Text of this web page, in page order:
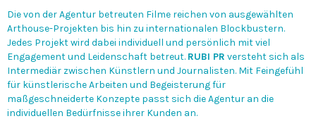
Die von der Agentur betreuten Filme reichen von ausgewählten
Arthouse-Projekten bis hin zu internationalen Blockbustern.
Jedes Projekt wird dabei individuell und persönlich mit viel
Engagement und Leidenschaft betreut. RUBI PR versteht sich als
Intermediär zwischen Künstlern und Journalisten. Mit Feingefühl
für künstlerische Arbeiten und Begeisterung für
maßgeschneiderte Konzepte passt sich die Agentur an die
individuellen Bedürfnisse ihrer Kunden an.